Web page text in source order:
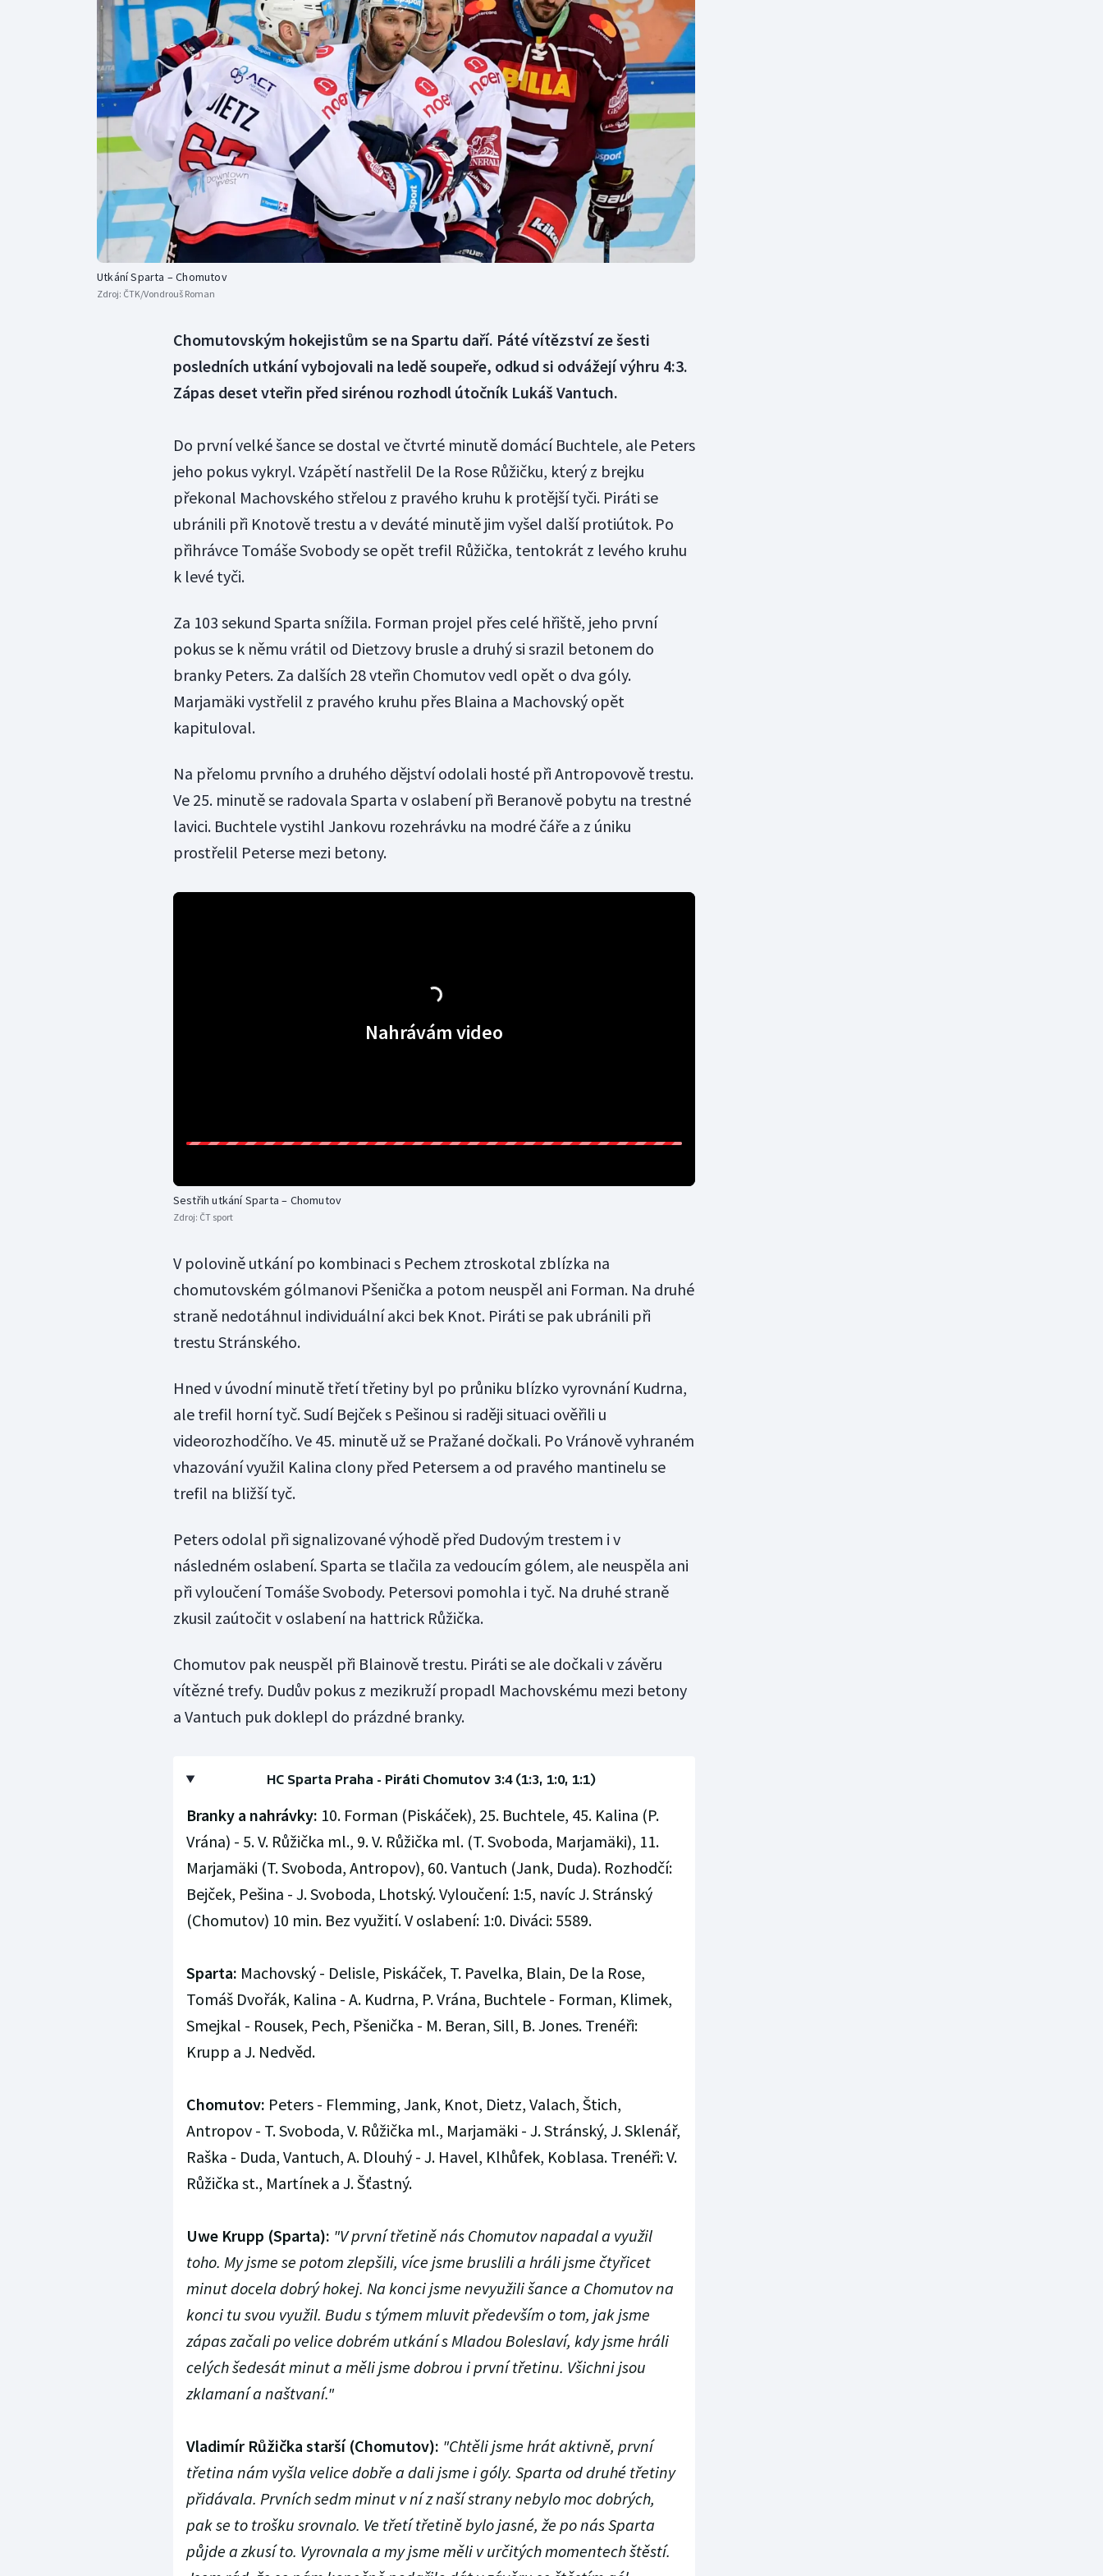
Curling
Dostihy
Florbal
Futsal
Golf
Gymnastika
Moderní pětiboj
Motorsport
Olympijské hry
Parasport
Plavání
Plážový volejbal
Triatlon
Veslování
Vodní slalom
Volejbal
Ostatní
Utkání Sparta – Chomutov
Zdroj: ČTK/Vondrouš Roman
Chomutovským hokejistům se na Spartu daří. Páté vítězství ze šesti
posledních utkání vybojovali na ledě soupeře, odkud si odvážejí výhru 4:3.
Zápas deset vteřin před sirénou rozhodl útočník Lukáš Vantuch.
Do první velké šance se dostal ve čtvrté minutě domácí Buchtele, ale Peters
jeho pokus vykryl. Vzápětí nastřelil De la Rose Růžičku, který z brejku
překonal Machovského střelou z pravého kruhu k protější tyči. Piráti se
ubránili při Knotově trestu a v deváté minutě jim vyšel další protiútok. Po
přihrávce Tomáše Svobody se opět trefil Růžička, tentokrát z levého kruhu
k levé tyči.
Za 103 sekund Sparta snížila. Forman projel přes celé hřiště, jeho první
pokus se k němu vrátil od Dietzovy brusle a druhý si srazil betonem do
branky Peters. Za dalších 28 vteřin Chomutov vedl opět o dva góly.
Marjamäki vystřelil z pravého kruhu přes Blaina a Machovský opět
kapituloval.
Na přelomu prvního a druhého dějství odolali hosté při Antropovově trestu.
Ve 25. minutě se radovala Sparta v oslabení při Beranově pobytu na trestné
lavici. Buchtele vystihl Jankovu rozehrávku na modré čáře a z úniku
prostřelil Peterse mezi betony.
Nahrávám video
Sestřih utkání Sparta – Chomutov
Zdroj: ČT sport
V polovině utkání po kombinaci s Pechem ztroskotal zblízka na
chomutovském gólmanovi Pšenička a potom neuspěl ani Forman. Na druhé
straně nedotáhnul individuální akci bek Knot. Piráti se pak ubránili při
trestu Stránského.
Hned v úvodní minutě třetí třetiny byl po průniku blízko vyrovnání Kudrna,
ale trefil horní tyč. Sudí Bejček s Pešinou si raději situaci ověřili u
videorozhodčího. Ve 45. minutě už se Pražané dočkali. Po Vránově vyhraném
vhazování využil Kalina clony před Petersem a od pravého mantinelu se
trefil na bližší tyč.
Peters odolal při signalizované výhodě před Dudovým trestem i v
následném oslabení. Sparta se tlačila za vedoucím gólem, ale neuspěla ani
při vyloučení Tomáše Svobody. Petersovi pomohla i tyč. Na druhé straně
zkusil zaútočit v oslabení na hattrick Růžička.
Chomutov pak neuspěl při Blainově trestu. Piráti se ale dočkali v závěru
vítězné trefy. Dudův pokus z mezikruží propadl Machovskému mezi betony
a Vantuch puk doklepl do prázdné branky.
HC Sparta Praha - Piráti Chomutov 3:4 (1:3, 1:0, 1:1)
Branky a nahrávky: 10. Forman (Piskáček), 25. Buchtele, 45. Kalina (P.
Vrána) - 5. V. Růžička ml., 9. V. Růžička ml. (T. Svoboda, Marjamäki), 11.
Marjamäki (T. Svoboda, Antropov), 60. Vantuch (Jank, Duda). Rozhodčí:
Bejček, Pešina - J. Svoboda, Lhotský. Vyloučení: 1:5, navíc J. Stránský
(Chomutov) 10 min. Bez využití. V oslabení: 1:0. Diváci: 5589.
Sparta: Machovský - Delisle, Piskáček, T. Pavelka, Blain, De la Rose,
Tomáš Dvořák, Kalina - A. Kudrna, P. Vrána, Buchtele - Forman, Klimek,
Smejkal - Rousek, Pech, Pšenička - M. Beran, Sill, B. Jones. Trenéři:
Krupp a J. Nedvěd.
Chomutov: Peters - Flemming, Jank, Knot, Dietz, Valach, Štich,
Antropov - T. Svoboda, V. Růžička ml., Marjamäki - J. Stránský, J. Sklenář,
Raška - Duda, Vantuch, A. Dlouhý - J. Havel, Klhůfek, Koblasa. Trenéři: V.
Růžička st., Martínek a J. Šťastný.
Uwe Krupp (Sparta): "V první třetině nás Chomutov napadal a využil
toho. My jsme se potom zlepšili, více jsme bruslili a hráli jsme čtyřicet
minut docela dobrý hokej. Na konci jsme nevyužili šance a Chomutov na
konci tu svou využil. Budu s týmem mluvit především o tom, jak jsme
zápas začali po velice dobrém utkání s Mladou Boleslaví, kdy jsme hráli
celých šedesát minut a měli jsme dobrou i první třetinu. Všichni jsou
zklamaní a naštvaní."
Vladimír Růžička starší (Chomutov): "Chtěli jsme hrát aktivně, první
třetina nám vyšla velice dobře a dali jsme i góly. Sparta od druhé třetiny
přidávala. Prvních sedm minut v ní z naší strany nebylo moc dobrých,
pak se to trošku srovnalo. Ve třetí třetině bylo jasné, že po nás Sparta
půjde a zkusí to. Vyrovnala a my jsme měli v určitých momentech štěstí.